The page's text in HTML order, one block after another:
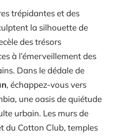
trépidantes et des
la silhouette de
des trésors
à l’émerveillement des
Dans le dédale de
, échappez-vous vers
une oasis de quiétude
urbain. Les murs de
du Cotton Club, temples